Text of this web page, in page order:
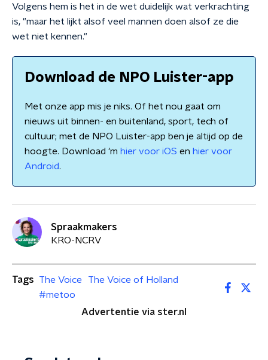
Volgens hem is het in de wet duidelijk wat verkrachting
is, "maar het lijkt alsof veel mannen doen alsof ze die
wet niet kennen."
Download de NPO Luister-app
Met onze app mis je niks. Of het nou gaat om
nieuws uit binnen- en buitenland, sport, tech of
cultuur; met de NPO Luister-app ben je altijd op de
hoogte. Download 'm hier voor iOS en hier voor
Android.
Spraakmakers
KRO-NCRV
Tags The Voice
The Voice of Holland
#metoo
Advertentie via ster.nl